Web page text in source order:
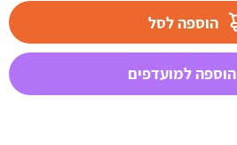
הוספה לסל
הוספה למועדפים